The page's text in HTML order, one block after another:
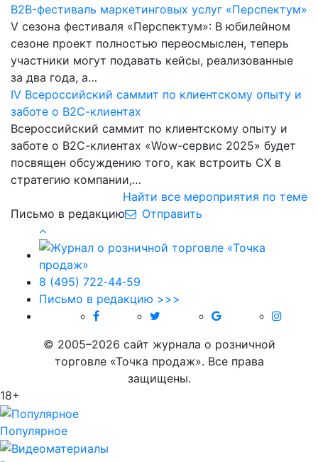
B2B-фестиваль маркетинговых услуг «Перспектум»
V сезона фестиваля «Перспектум»: В юбилейном
сезоне проект полностью переосмыслен, теперь
участники могут подавать кейсы, реализованные
за два года, а…
IV Всероссийский саммит по клиентскому опыту и
заботе о В2С-клиентах
Всероссийский саммит по клиентскому опыту и
заботе о В2С-клиентах «Wow-сервис 2025» будет
посвящен обсуждению того, как встроить CX в
стратегию компании,…
Найти все мероприятия по теме
Письмо в редакцию
Отправить
8 (495) 722‑44‑59
Письмо в редакцию >>>
© 2005–2026 сайт журнала о розничной
торговле «Точка продаж». Все права
защищены.
18+
Популярное